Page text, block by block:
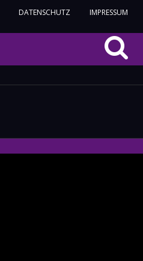
DATENSCHUTZ IMPRESSUM